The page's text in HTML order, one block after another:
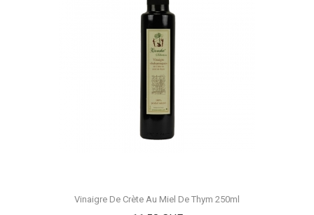
Vinaigre De Crète Au Miel De Thym 250ml